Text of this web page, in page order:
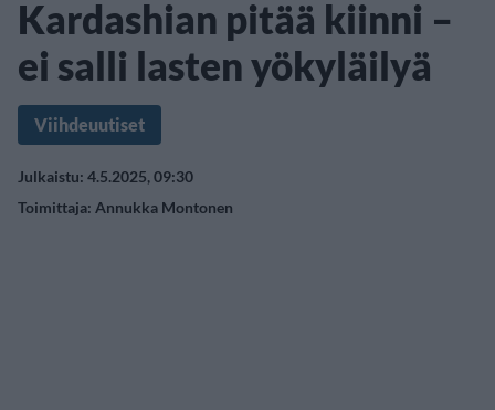
Kardashian pitää kiinni –
ei salli lasten yökyläilyä
Viihdeuutiset
Julkaistu: 4.5.2025, 09:30
Toimittaja: Annukka Montonen